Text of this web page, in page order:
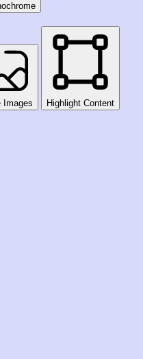
Images Highlight Content